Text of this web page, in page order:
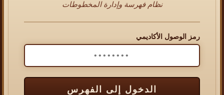
نظام فهرسة وإدارة المخطوطات
رمز الوصول الأكاديمي
الدخول إلى الفهرس